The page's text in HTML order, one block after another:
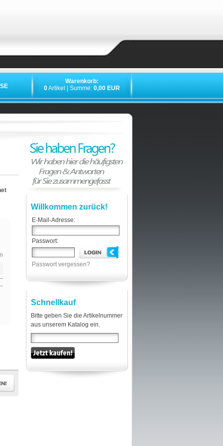
Warenkorb:
0Artikel | Summe: 0,00 EUR
Willkommen zurück!
E-Mail-Adresse:
Passwort:
Passwort vergessen?
Schnellkauf
Bitte geben Sie die Artikelnummer
aus unserem Katalog ein.